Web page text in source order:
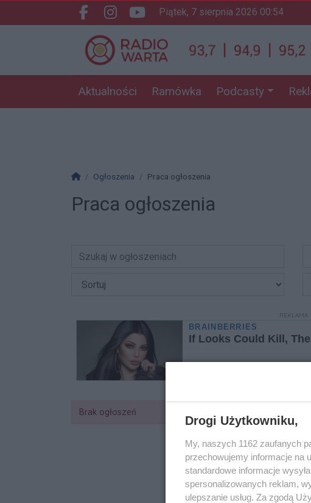
Facebook.com
Instagram.com
Youtube.com
piątek, 7 sierpnia 2026 00:54
Aktualności Ramówka Podcasty
Strona główna
Ogłoszenia Praca ogłoszenia
Praca ogłoszenia
REKLAMA
Brak ogłoszeń
Drogi Użytkowniku,
My, naszych 1162 zaufanych
przechowujemy informacje na
standardowe informacje
spersonalizowanych reklam,
ulepszanie usług. Za zgodą